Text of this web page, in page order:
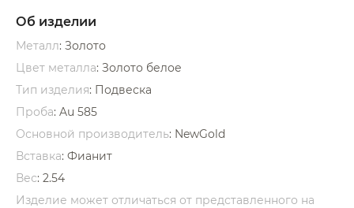
Об изделии
Металл: Золото
Цвет металла: Золото белое
Тип изделия: Подвеска
Проба: Au 585
Основной производитель: NewGold
Вставка: Фианит
Вес: 2.54
Изделие может отличаться от представленного на
раз в 2 недели